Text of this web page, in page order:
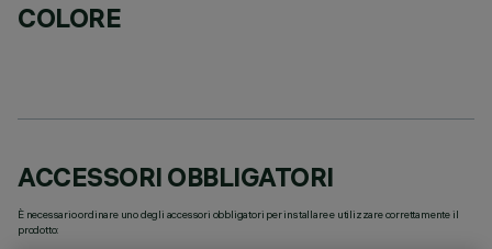
COLORE
ACCESSORI OBBLIGATORI
È necessario ordinare uno degli accessori obbligatori per installare e utilizzare correttamente il
prodotto: